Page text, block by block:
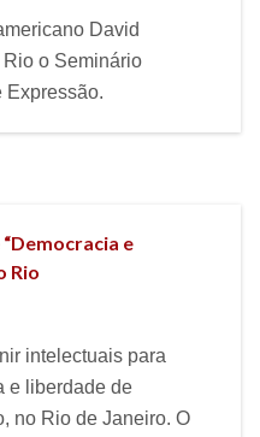
David
o Seminário
Expressão.
e
Rio
intelectuais para
e liberdade de
no Rio de Janeiro. O